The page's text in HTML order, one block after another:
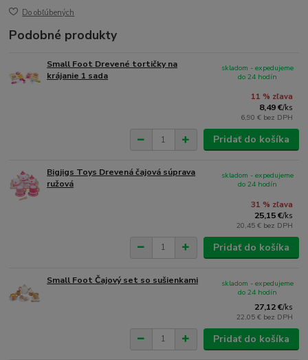
Do obľúbených
Podobné produkty
Small Foot Drevené tortičky na
krájanie 1 sada
11 % zľava
8,49 €/ks
6,90 € bez DPH
skladom - expedujeme
do 24 hodín
Pridať do košíka
Bigjigs Toys Drevená čajová súprava
ružová
31 % zľava
25,15 €/ks
20,45 € bez DPH
skladom - expedujeme
do 24 hodín
Pridať do košíka
Small Foot Čajový set so sušienkami
27,12 €/ks
22,05 € bez DPH
skladom - expedujeme
do 24 hodín
Pridať do košíka